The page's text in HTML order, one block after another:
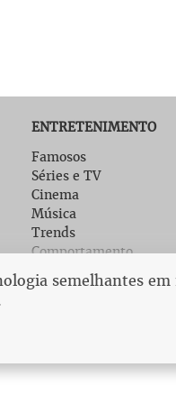
ENTRETENIMENTO
Famosos
Séries e TV
Cinema
Música
Trends
Comportamento
Gastronomia
Techsemelhantes